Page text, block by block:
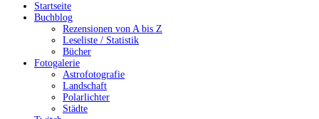
Startseite
Buchblog
Rezensionen von A bis Z
Leseliste / Statistik
Bücher
Fotogalerie
Astrofotografie
Landschaft
Polarlichter
Städte